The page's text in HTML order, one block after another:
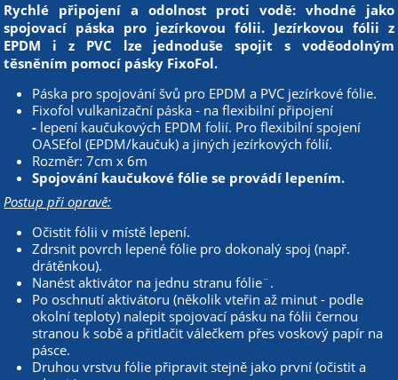
Rychlé připojení a odolnost proti vodě: vhodné jako
spojovací páska pro jezírkovou fólii. Jezírkovou fólii z
EPDM i z PVC lze jednoduše spojit s voděodolným
těsněním pomocí pásky FixoFol.
Páska pro spojování švů pro EPDM a PVC jezírkové fólie.
Fixofol vulkanizační páska - na flexibilní připojení
- lepení kaučukových EPDM folií. Pro flexibilní spojení
OASEfol (EPDM/kaučuk) a jiných jezírkových fólií.
Rozměr: 7cm x 6m
Spojování kaučukové fólie se provádí lepením.
Postup při opravě:
Očistit fólii v místě lepení.
Zdrsnit povrch lepené fólie pro dokonalý spoj (např.
drátěnkou).
Nanést aktivátor na jednu stranu fólie¨.
Po oschnutí aktivátoru (několik vteřin až minut - podle
okolní teploty) nalepit spojovací pásku na fólii černou
stranou k sobě a přitlačit válečkem přes voskový papír na
pásce.
Druhou vrstvu fólie připravit stejně jako první (očistit a